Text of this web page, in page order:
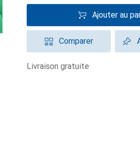
Ajouter au
Comparer
livraison gratuite